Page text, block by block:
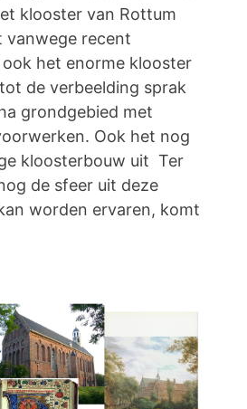
klooster van Rottum
vanwege recent
het enorme klooster
de verbeelding sprak
grondgebied met
Ook het nog
kloosterbouw uit Ter
de sfeer uit deze
worden ervaren, komt